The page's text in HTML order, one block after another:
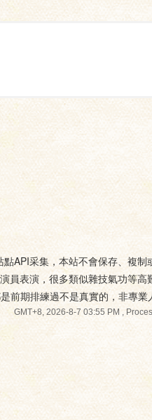
API采集，本站不會保存、複
表演，很多類似雜技氣功等
前期排練過不是真實的，非專
GMT+8, 2026-8-7 03:55 PM ,